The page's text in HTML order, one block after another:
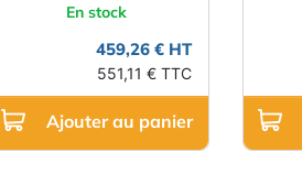
En stock
459,26 € HT
551,11 € TTC
Ajouter au panier